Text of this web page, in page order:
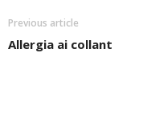
Previous article
Allergia ai collant